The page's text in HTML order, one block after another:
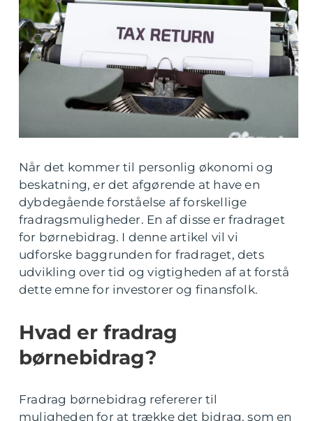
Når det kommer til personlig økonomi og
beskatning, er det afgørende at have en
dybdegående forståelse af forskellige
fradragsmuligheder. En af disse er fradraget
for børnebidrag. I denne artikel vil vi
udforske baggrunden for fradraget, dets
udvikling over tid og vigtigheden af at forstå
dette emne for investorer og finansfolk.
Hvad er fradrag
børnebidrag?
Fradrag børnebidrag refererer til
muligheden for at trække det bidrag, som en